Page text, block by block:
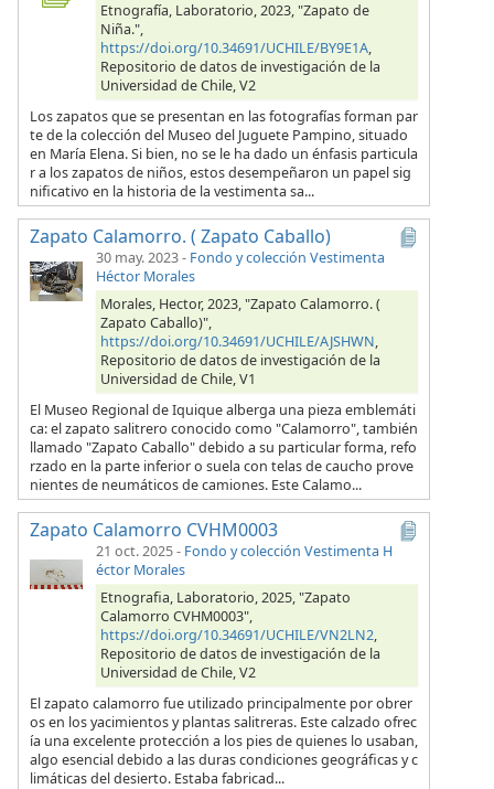
Etnografía, Laboratorio, 2023, "Zapato de
Niña.",
https://doi.org/10.34691/UCHILE/BY9E1A,
Repositorio de datos de investigación de la
Universidad de Chile, V2
Los zapatos que se presentan en las fotografías forman par
te de la colección del Museo del Juguete Pampino, situado
en María Elena. Si bien, no se le ha dado un énfasis particula
r a los zapatos de niños, estos desempeñaron un papel sig
nificativo en la historia de la vestimenta sa...
Zapato Calamorro. ( Zapato Caballo)
30 may. 2023- Fondo y colección Vestimenta
Héctor Morales
Morales, Hector, 2023, "Zapato Calamorro. (
Zapato Caballo)",
https://doi.org/10.34691/UCHILE/AJSHWN,
Repositorio de datos de investigación de la
Universidad de Chile, V1
El Museo Regional de Iquique alberga una pieza emblemáti
ca: el zapato salitrero conocido como "Calamorro", también
llamado "Zapato Caballo" debido a su particular forma, refo
rzado en la parte inferior o suela con telas de caucho prove
nientes de neumáticos de camiones. Este Calamo...
Zapato Calamorro CVHM0003
21 oct. 2025- Fondo y colección Vestimenta H
éctor Morales
Etnografia, Laboratorio, 2025, "Zapato
Calamorro CVHM0003",
https://doi.org/10.34691/UCHILE/VN2LN2,
Repositorio de datos de investigación de la
Universidad de Chile, V2
El zapato calamorro fue utilizado principalmente por obrer
os en los yacimientos y plantas salitreras. Este calzado ofrec
ía una excelente protección a los pies de quienes lo usaban,
algo esencial debido a las duras condiciones geográficas y c
limáticas del desierto. Estaba fabricad...